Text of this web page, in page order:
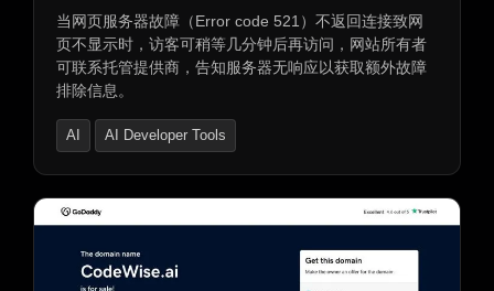
当网页服务器故障（Error code 521）不返回连接致网
页不显示时，访客可稍等几分钟后再访问，网站所有者
可联系托管提供商，告知服务器无响应以获取额外故障
排除信息。
AI
AI Developer Tools